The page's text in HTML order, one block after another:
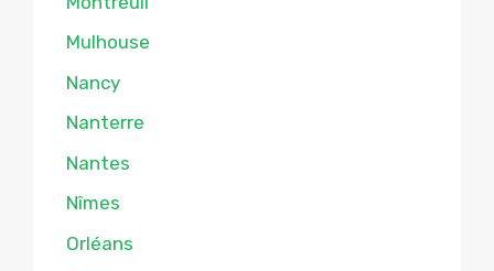
Mulhouse
Nancy
Nanterre
Nantes
Nîmes
Orléans